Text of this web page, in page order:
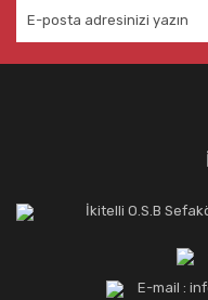
İkitelli O.S.B
E-mail :